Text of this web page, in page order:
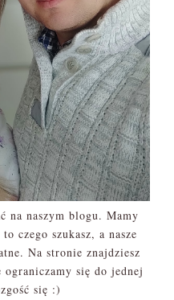
na naszym blogu. Mamy
czego szukasz, a nasze
Na stronie znajdziesz
się do jednej
się :)